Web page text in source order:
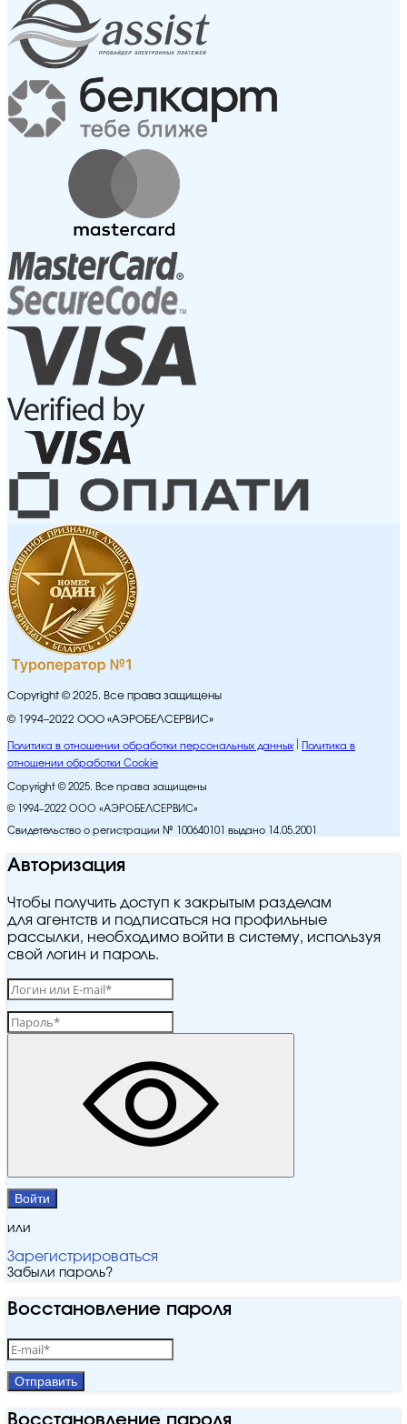
Copyright © 2025. Все права защищены
© 1994–2022 ООО «АЭРОБЕЛСЕРВИС»
Политика в отношении обработки персональных данных
Политика в
отношении обработки Cookie
Copyright © 2025. Все права защищены
© 1994–2022 ООО «АЭРОБЕЛСЕРВИС»
Свидетельство о регистрации № 100640101 выдано 14.05.2001
Авторизация
Чтобы получить доступ к закрытым разделам
для агентств и подписаться на профильные
рассылки, необходимо войти в систему, используя
свой логин и пароль.
Войти
или
Зарегистрироваться
Забыли пароль?
Восстановление пароля
Отправить